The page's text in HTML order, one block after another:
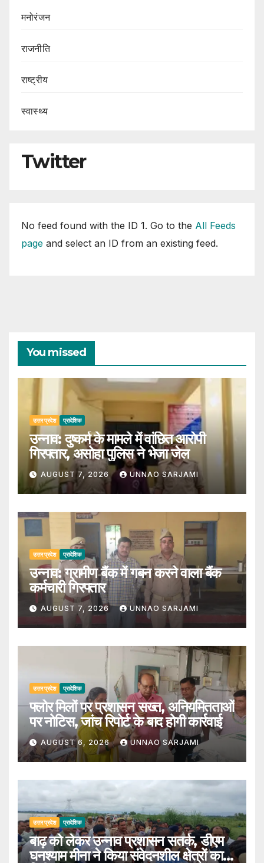
मनोरंजन
राजनीति
राष्ट्रीय
स्वास्थ्य
Twitter
No feed found with the ID 1. Go to the All Feeds
page and select an ID from an existing feed.
You missed
उत्तर प्रदेश प्रादेशिक
उन्नाव: दुष्कर्म के मामले में वांछित आरोपी
गिरफ्तार, असोहा पुलिस ने भेजा जेल
AUGUST 7, 2026 UNNAO SARJAMI
उत्तर प्रदेश प्रादेशिक
उन्नाव: ग्रामीण बैंक में गबन करने वाला बैंक
कर्मचारी गिरफ्तार
AUGUST 7, 2026 UNNAO SARJAMI
उत्तर प्रदेश प्रादेशिक
फ्लोर मिलों पर प्रशासन सख्त, अनियमितताओं
पर नोटिस, जांच रिपोर्ट के बाद होगी कार्रवाई
AUGUST 6, 2026 UNNAO SARJAMI
उत्तर प्रदेश प्रादेशिक
बाढ़ को लेकर उन्नाव प्रशासन सतर्क, डीएम
घनश्याम मीना ने किया संवेदनशील क्षेत्रों का